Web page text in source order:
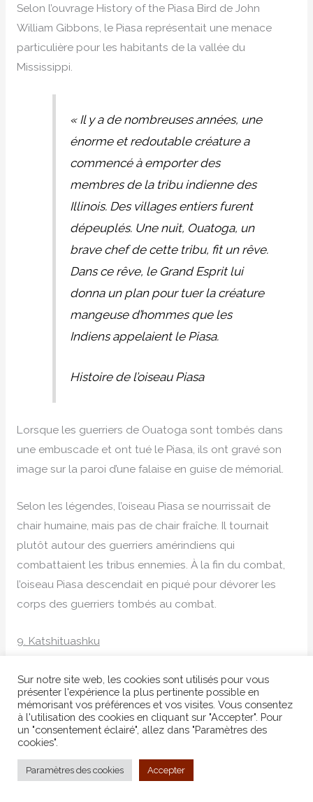
Selon l’ouvrage History of the Piasa Bird de John
William Gibbons, le Piasa représentait une menace
particulière pour les habitants de la vallée du
Mississippi.
« Il y a de nombreuses années, une
énorme et redoutable créature a
commencé à emporter des
membres de la tribu indienne des
Illinois. Des villages entiers furent
dépeuplés. Une nuit, Ouatoga, un
brave chef de cette tribu, fit un rêve.
Dans ce rêve, le Grand Esprit lui
donna un plan pour tuer la créature
mangeuse d’hommes que les
Indiens appelaient le Piasa.
Histoire de l’oiseau Piasa
Lorsque les guerriers de Ouatoga sont tombés dans
une embuscade et ont tué le Piasa, ils ont gravé son
image sur la paroi d’une falaise en guise de mémorial.
Selon les légendes, l’oiseau Piasa se nourrissait de
chair humaine, mais pas de chair fraîche. Il tournait
plutôt autour des guerriers amérindiens qui
combattaient les tribus ennemies. À la fin du combat,
l’oiseau Piasa descendait en piqué pour dévorer les
corps des guerriers tombés au combat.
9. Katshituashku
l’histoire d’une créature mythique géante et menaçante
appelée Katshituashku, ou Ours aux pattes raides.
Selon le folklore, le monstre était énorme et avait à peu
près la forme d’un ours, mais avec une tête beaucoup
plus grosse et des pattes épaisses et inflexibles. Les
légendes entourant le Katshituashku affirment qu’il
Sur notre site web, les cookies sont utilisés pour vous
présenter l'expérience la plus pertinente possible en
mémorisant vos préférences et vos visites. Vous consentez
à l'utilisation des cookies en cliquant sur "Accepter". Pour
un "consentement éclairé", allez dans "Paramètres des
cookies".
Paramètres des cookies Accepter